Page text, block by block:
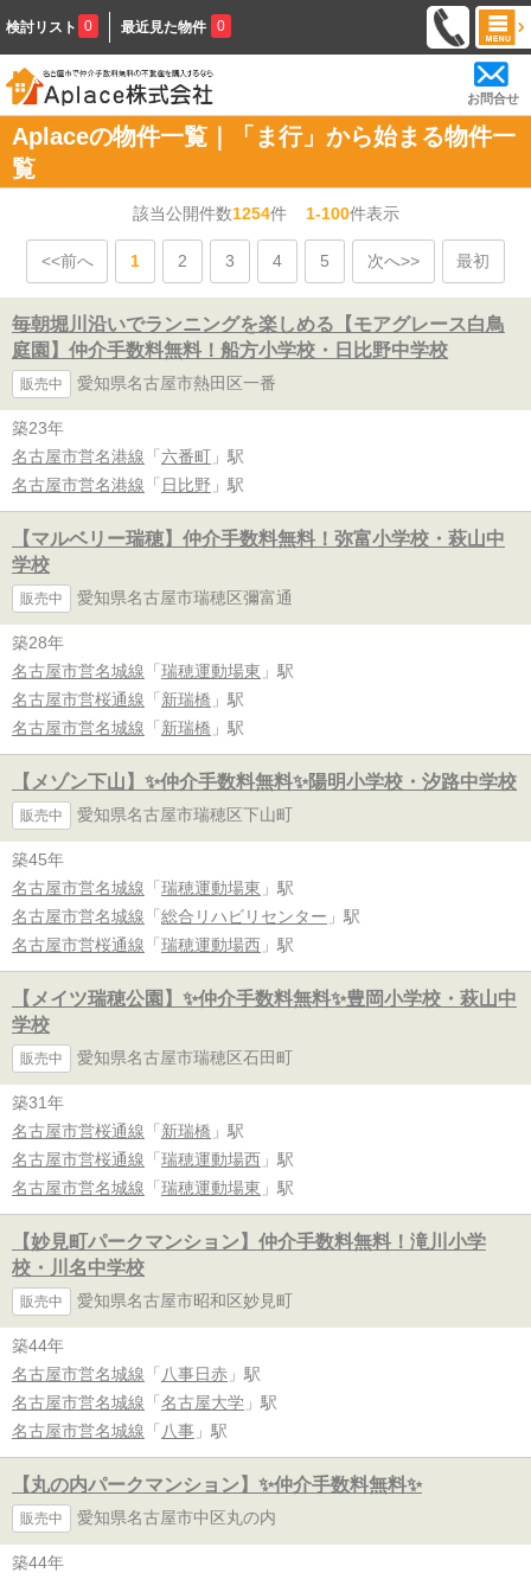
検討リスト 0 最近見た物件 0
お問合せ
Aplaceの物件一覧｜「ま行」から始まる物件一
覧
該当公開件数1254件1-100件表示
<<前へ 1 2 3 4 5 次へ>> 最初
毎朝堀川沿いでランニングを楽しめる【モアグレース白鳥
庭園】仲介手数料無料！船方小学校・日比野中学校
販売中 愛知県名古屋市熱田区一番
築23年
名古屋市営名港線 「 六番町 」駅
名古屋市営名港線 「 日比野 」駅
【マルベリー瑞穂】仲介手数料無料！弥富小学校・萩山中
学校
販売中 愛知県名古屋市瑞穂区彌富通
築28年
名古屋市営名城線 「 瑞穂運動場東 」駅
名古屋市営桜通線 「 新瑞橋 」駅
名古屋市営名城線 「 新瑞橋 」駅
【メゾン下山】✨️仲介手数料無料✨️陽明小学校・汐路中学校
販売中 愛知県名古屋市瑞穂区下山町
築45年
名古屋市営名城線 「 瑞穂運動場東 」駅
名古屋市営名城線 「 総合リハビリセンター 」駅
名古屋市営桜通線 「 瑞穂運動場西 」駅
【メイツ瑞穂公園】✨️仲介手数料無料✨️豊岡小学校・萩山中
学校
販売中 愛知県名古屋市瑞穂区石田町
築31年
名古屋市営桜通線 「 新瑞橋 」駅
名古屋市営桜通線 「 瑞穂運動場西 」駅
名古屋市営名城線 「 瑞穂運動場東 」駅
【妙見町パークマンション】仲介手数料無料！滝川小学
校・川名中学校
販売中 愛知県名古屋市昭和区妙見町
築44年
名古屋市営名城線 「 八事日赤 」駅
名古屋市営名城線 「 名古屋大学 」駅
名古屋市営名城線 「 八事 」駅
【丸の内パークマンション】✨️仲介手数料無料✨️
販売中 愛知県名古屋市中区丸の内
築44年